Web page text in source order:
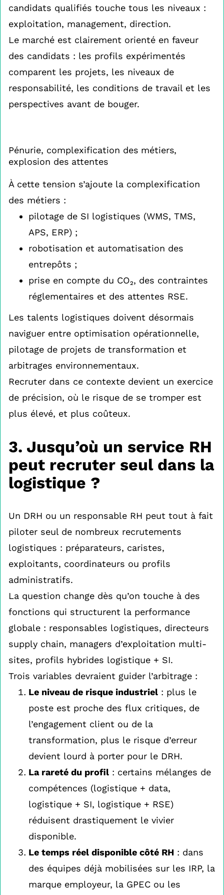
candidats qualifiés touche tous les niveaux :
exploitation, management, direction.
Le marché est clairement orienté en faveur
des candidats : les profils expérimentés
comparent les projets, les niveaux de
responsabilité, les conditions de travail et les
perspectives avant de bouger.
Pénurie, complexification des métiers,
explosion des attentes
À cette tension s’ajoute la complexification
des métiers :
pilotage de SI logistiques (WMS, TMS,
APS, ERP) ;
robotisation et automatisation des
entrepôts ;
prise en compte du CO₂, des contraintes
réglementaires et des attentes RSE.
Les talents logistiques doivent désormais
naviguer entre optimisation opérationnelle,
pilotage de projets de transformation et
arbitrages environnementaux.
Recruter dans ce contexte devient un exercice
de précision, où le risque de se tromper est
plus élevé, et plus coûteux.
3. Jusqu’où un service RH
peut recruter seul dans la
logistique ?
Un DRH ou un responsable RH peut tout à fait
piloter seul de nombreux recrutements
logistiques : préparateurs, caristes,
exploitants, coordinateurs ou profils
administratifs.
La question change dès qu’on touche à des
fonctions qui structurent la performance
globale : responsables logistiques, directeurs
supply chain, managers d’exploitation multi-
sites, profils hybrides logistique + SI.
Trois variables devraient guider l’arbitrage :
Le niveau de risque industriel : plus le
poste est proche des flux critiques, de
l’engagement client ou de la
transformation, plus le risque d’erreur
devient lourd à porter pour le DRH.
La rareté du profil : certains mélanges de
compétences (logistique + data,
logistique + SI, logistique + RSE)
réduisent drastiquement le vivier
disponible.
Le temps réel disponible côté RH : dans
des équipes déjà mobilisées sur les IRP, la
marque employeur, la GPEC ou les